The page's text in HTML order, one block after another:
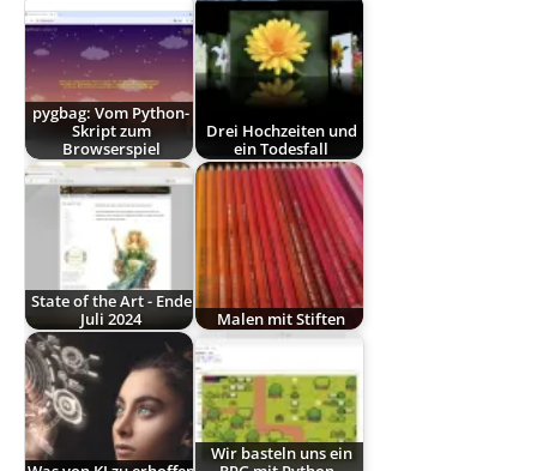
pygbag: Vom Python-
Skript zum
Browserspiel
Drei Hochzeiten und
ein Todesfall
State of the Art - Ende
Juli 2024
Malen mit Stiften
Wir basteln uns ein